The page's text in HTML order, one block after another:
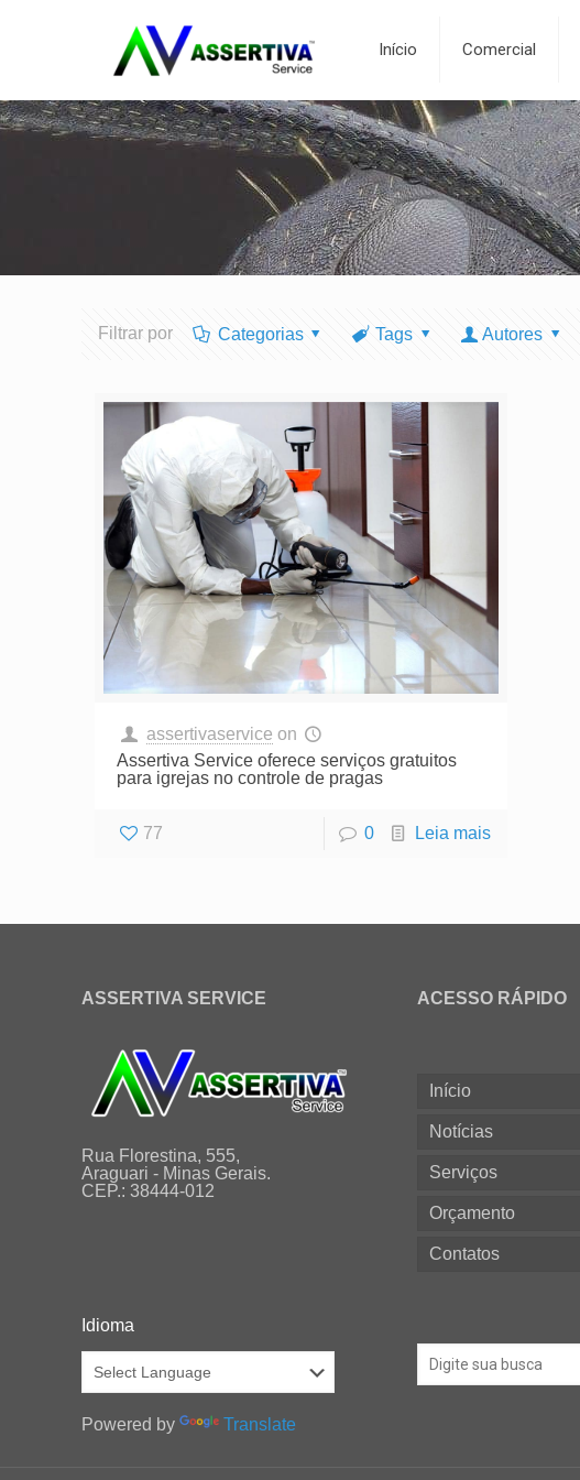
Início Comercial
Filtrar por Categorias Tags Autores
assertivaservice on
Assertiva Service oferece serviços gratuitos
para igrejas no controle de pragas
77 0 Leia mais
ASSERTIVA SERVICE
Rua Florestina, 555,
Araguari - Minas Gerais.
CEP.: 38444-012
Idioma
Powered by Translate
ACESSO RÁPIDO
Início
Notícias
Serviços
Orçamento
Contatos